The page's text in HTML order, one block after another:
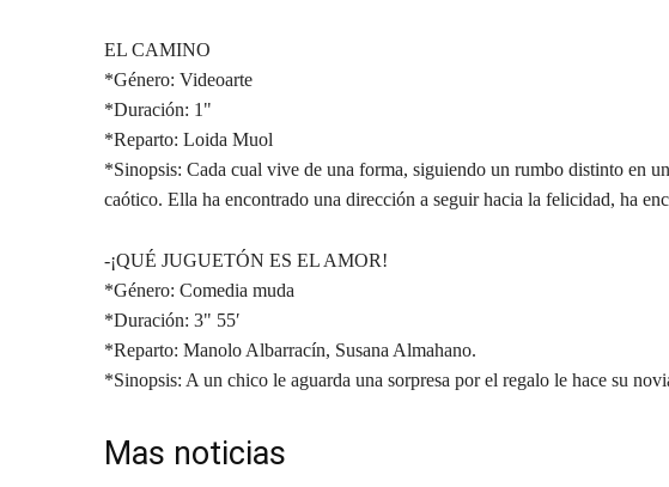
EL CAMINO
*Género: Videoarte
*Duración: 1"
*Reparto: Loida Muol
*Sinopsis: Cada cual vive de una forma, siguiendo un rumbo distinto en
caótico. Ella ha encontrado una dirección a seguir hacia la felicidad, ha
-¡QUÉ JUGUETÓN ES EL AMOR!
*Género: Comedia muda
*Duración: 3" 55′
*Reparto: Manolo Albarracín, Susana Almahano.
*Sinopsis: A un chico le aguarda una sorpresa por el regalo le hace su
Mas noticias